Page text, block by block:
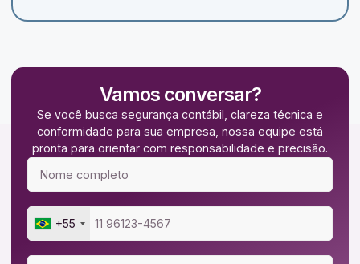
Vamos conversar?
Se você busca segurança contábil, clareza técnica e
conformidade para sua empresa, nossa equipe está
pronta para orientar com responsabilidade e precisão.
+55